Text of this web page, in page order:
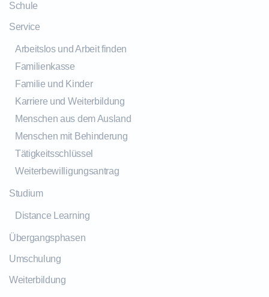
Schule
Service
Arbeitslos und Arbeit finden
Familienkasse
Familie und Kinder
Karriere und Weiterbildung
Menschen aus dem Ausland
Menschen mit Behinderung
Tätigkeitsschlüssel
Weiterbewilligungsantrag
Studium
Distance Learning
Übergangsphasen
Umschulung
Weiterbildung